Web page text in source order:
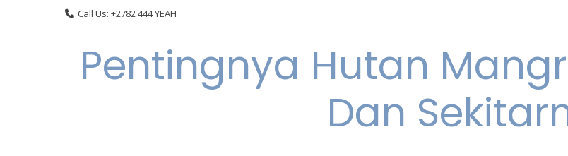
Call Us: +2782 444 YEAH
Pentingnya Hutan
Dan